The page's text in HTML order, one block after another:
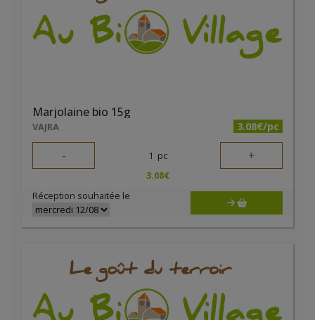
Marjolaine bio 15g
VAJRA 3.08€/pc
- 1 pc +
3.08€
Réception souhaitée le